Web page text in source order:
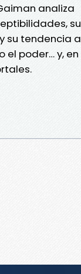
analiza
su
su tendencia a
el poder… y, en